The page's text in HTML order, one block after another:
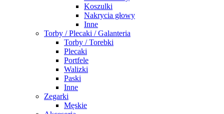
Koszulki
Nakrycia głowy
Inne
Torby / Plecaki / Galanteria
Torby / Torebki
Plecaki
Portfele
Walizki
Paski
Inne
Zegarki
Męskie